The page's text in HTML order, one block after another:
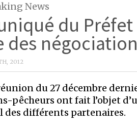
News
du
des
2012
du 27 décembre
pêcheurs ont fait l’objet
des différents partenaires.